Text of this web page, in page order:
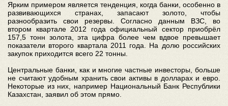
Ярким примером является тенденция, когда банки, особенно в
развивающихся странах, запасают золото, чтобы
разнообразить свои резервы. Согласно данным ВЗС, во
втором квартале 2012 года официальный сектор приобрёл
157,5 тонн золота, эта цифра более чем вдвое превышает
показатели второго квартала 2011 года. На долю российских
закупок приходится всего 22 тонны.
Центральные банки, как и многие частные инвесторы, больше
не считают удобным хранить свои активы в долларах и евро.
Некоторые из них, например Национальный Банк Республики
Казахстан, заявил об этом прямо.